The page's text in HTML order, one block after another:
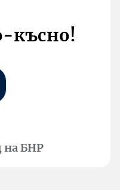
късно!
на БНР